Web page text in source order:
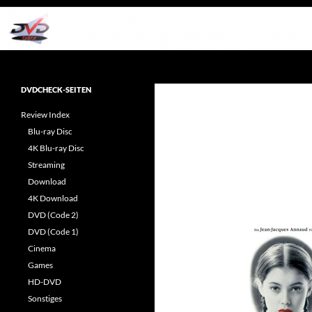
Zum
Inhalt
springen
Reviews rund ums Heimkino &
DVDCHECK-SEITEN
Review Index
Blu-ray Disc
4K Blu-ray Disc
Streaming
Download
4K Download
DVD (Code 2)
DVD (Code 1)
Cinema
Games
HD-DVD
Sonstiges